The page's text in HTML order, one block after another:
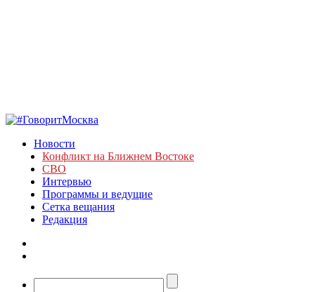
Новости
Конфликт на Ближнем Востоке
СВО
Интервью
Программы и ведущие
Сетка вещания
Редакция